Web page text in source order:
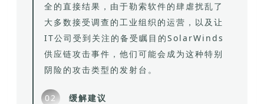
全的直接结果，由于勒索软件的肆虐扰乱了
大多数接受调查的工业组织的运营，以及让
IT公司受到关注的备受瞩目的SolarWinds
供应链攻击事件，他们可能会成为这种特别
阴险的攻击类型的发射台。
02
缓解建议